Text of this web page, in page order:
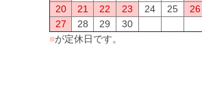
20
21 22 23 24 25
26
27
28 29
30
■が定休日です。